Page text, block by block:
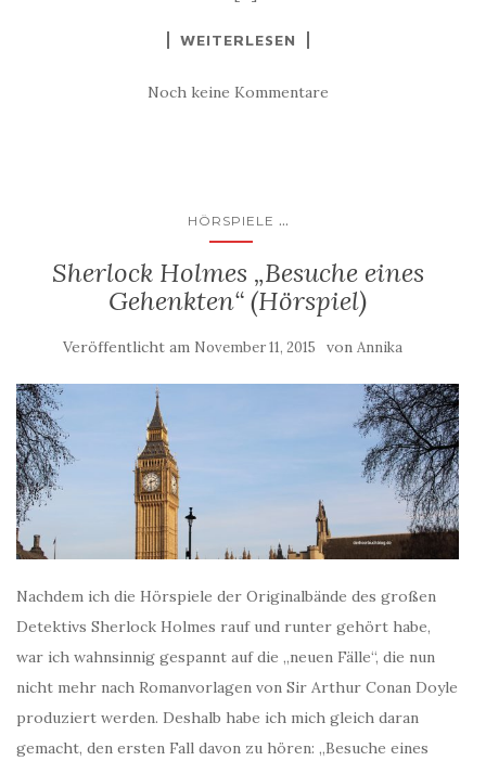
WEITERLESEN
Noch keine Kommentare
HÖRSPIELE ...
Sherlock Holmes „Besuche eines
Gehenkten“ (Hörspiel)
Veröffentlicht am November 11, 2015 von Annika
Nachdem ich die Hörspiele der Originalbände des großen
Detektivs Sherlock Holmes rauf und runter gehört habe,
war ich wahnsinnig gespannt auf die „neuen Fälle“, die nun
nicht mehr nach Romanvorlagen von Sir Arthur Conan Doyle
produziert werden. Deshalb habe ich mich gleich daran
gemacht, den ersten Fall davon zu hören: „Besuche eines